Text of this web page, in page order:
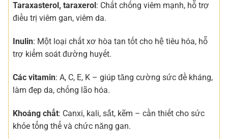
Taraxasterol, taraxerol : Chất chống viêm mạnh, hỗ trợ
điều trị viêm gan, viêm da.
Inulin: Một loại chất xơ hòa tan tốt cho hệ tiêu hóa, hỗ
trợ kiểm soát đường huyết.
Các vitamin: A, C, E, K – giúp tăng cường sức đề kháng,
làm đẹp da, chống lão hóa.
Khoáng chất: Canxi, kali, sắt, kẽm – cần thiết cho sức
khỏe tổng thể và chức năng gan.